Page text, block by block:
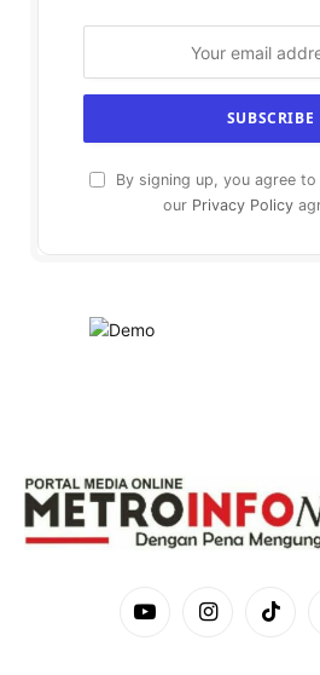
By signing up, you agree
our Privacy Policy
YouTubeInstagramTikTok